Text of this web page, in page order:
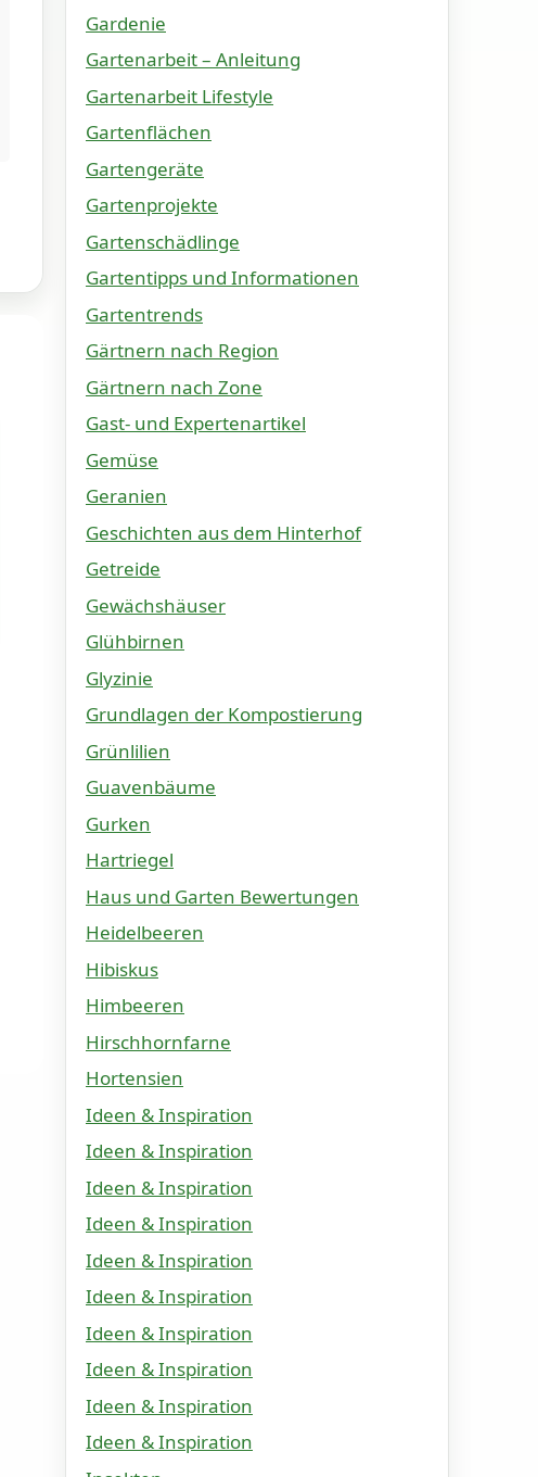
Gardenie
Gartenarbeit – Anleitung
Gartenarbeit Lifestyle
Gartenflächen
Gartengeräte
Gartenprojekte
Gartenschädlinge
Gartentipps und Informationen
Gartentrends
Gärtnern nach Region
Gärtnern nach Zone
Gast- und Expertenartikel
Gemüse
Geranien
Geschichten aus dem Hinterhof
Getreide
Gewächshäuser
Glühbirnen
Glyzinie
Grundlagen der Kompostierung
Grünlilien
Guavenbäume
Gurken
Hartriegel
Haus und Garten Bewertungen
Heidelbeeren
Hibiskus
Himbeeren
Hirschhornfarne
Hortensien
Ideen & Inspiration
Ideen & Inspiration
Ideen & Inspiration
Ideen & Inspiration
Ideen & Inspiration
Ideen & Inspiration
Ideen & Inspiration
Ideen & Inspiration
Ideen & Inspiration
Ideen & Inspiration